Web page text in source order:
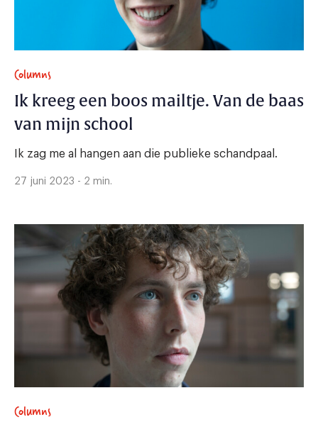
Columns
Ik kreeg een boos mailtje. Van de baas
van mijn school
Ik zag me al hangen aan die publieke schandpaal.
27 juni 2023 - 2 min.
Columns